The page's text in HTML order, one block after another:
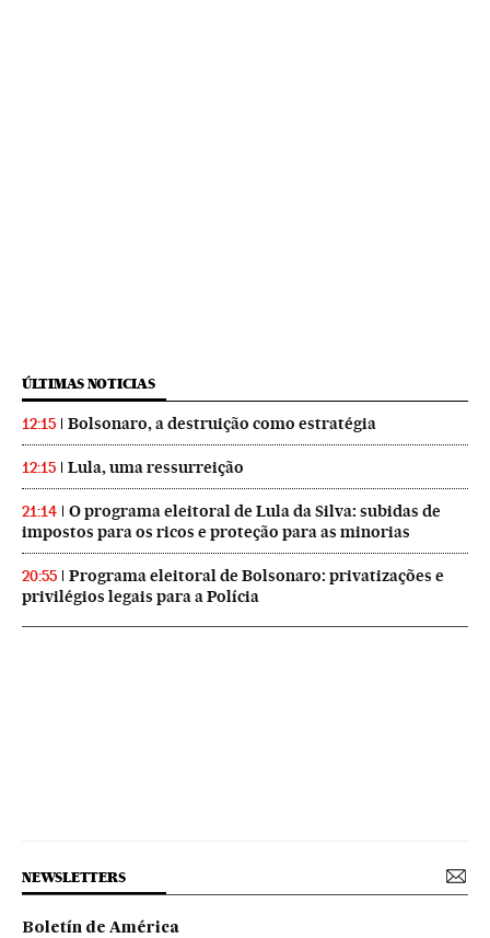
ÚLTIMAS NOTICIAS
12:15 Bolsonaro, a destruição como estratégia
12:15 Lula, uma ressurreição
21:14
O programa eleitoral de Lula da Silva: subidas de
impostos para os ricos e proteção para as minorias
20:55
Programa eleitoral de Bolsonaro: privatizações e
privilégios legais para a Polícia
NEWSLETTERS
Boletín de América